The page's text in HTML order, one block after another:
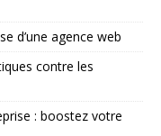
d’une agence web
contre les
: boostez votre